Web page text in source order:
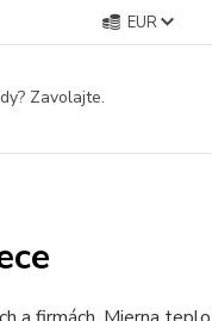
EUR
Zavolajte.